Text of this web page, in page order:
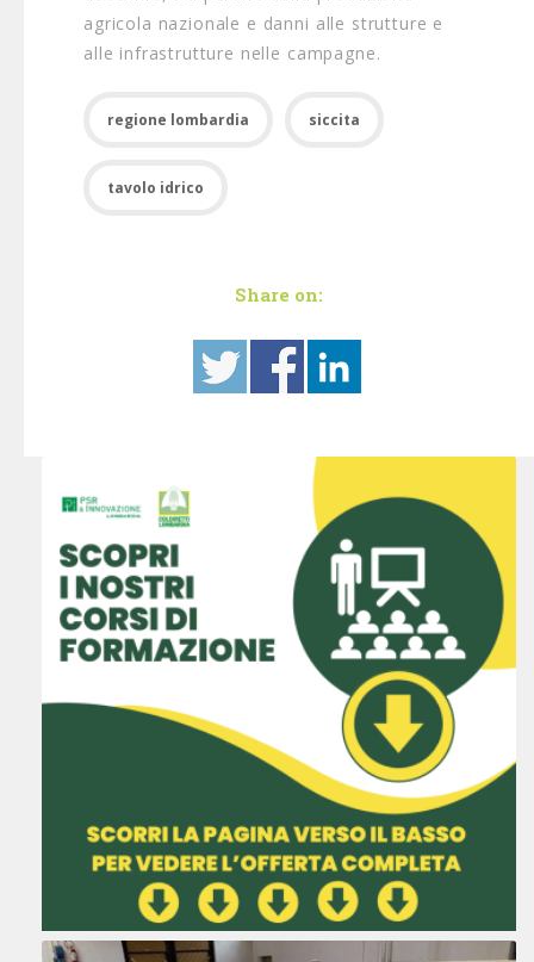
agricola nazionale e danni alle strutture e
alle infrastrutture nelle campagne.
regione lombardia siccita
tavolo idrico
Share on: